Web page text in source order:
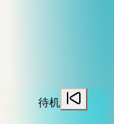
待机